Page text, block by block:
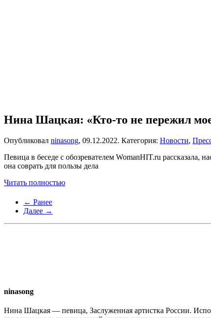
Нина Шацкая: «Кто-то не пережил
Опубликовал ninasong, 09.12.2022. Категория: Новости,
Певица в беседе с обозревателем WomanHIT.ru
она соврать для пользы дела
Читать полностью
← Ранее
Далее →
ninasong
Нина Шацкая — певица, Заслуженная артистка России.